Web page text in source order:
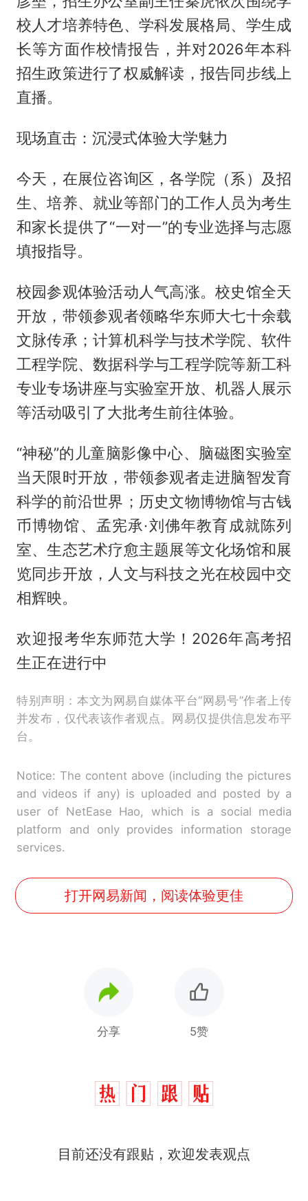
校人才培养特色、学科发展格局、学生成
长等方面作校情报告，并对2026年本科
招生政策进行了权威解读，报告同步线上
直播。
现场直击：沉浸式体验大学魅力
今天，在展位咨询区，各学院（系）及招
生、培养、就业等部门的工作人员为考生
和家长提供了“一对一”的专业选择与志愿
填报指导。
校园参观体验活动人气高涨。校史馆全天
开放，带领参观者领略华东师大七十余载
文脉传承；计算机科学与技术学院、软件
工程学院、数据科学与工程学院等新工科
专业专场讲座与实验室开放、机器人展示
等活动吸引了大批考生前往体验。
“神秘”的儿童脑影像中心、脑磁图实验室
当天限时开放，带领参观者走进脑智发育
科学的前沿世界；历史文物博物馆与古钱
币博物馆、孟宪承·刘佛年教育成就陈列
室、生态艺术疗愈主题展等文化场馆和展
览同步开放，人文与科技之光在校园中交
相辉映。
欢迎报考华东师范大学！2026年高考招
生正在进行中
特别声明：本文为网易自媒体平台“网易号”作者上传
并发布，仅代表该作者观点。网易仅提供信息发布平
台。
Notice: The content above (including the pictures
and videos if any) is uploaded and posted by a
user of NetEase Hao, which is a social media
platform and only provides information storage
services.
打开网易新闻，阅读体验更佳
分享 5赞
目前还没有跟贴，欢迎发表观点
因老师一句“跟我回家”改写了